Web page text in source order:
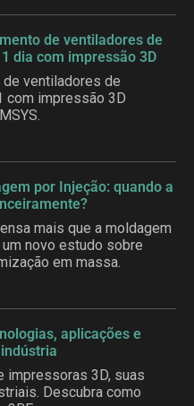
de ventiladores de
dia com impressão 3D
ventiladores de
com impressão 3D
por Injeção: quando a
mais que a moldagem
novo estudo sobre
em massa.
aplicações e
impressoras 3D, suas
Descubra como